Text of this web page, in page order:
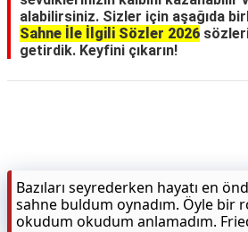
alabilirsiniz. Sizler için aşağıda
Sahne İle İlgili Sözler 2026
getirdik. Keyfini çıkarın!
Bazıları seyrederken hayatı en
sahne buldum oynadım. Öyle bir
okudum okudum anlamadım.